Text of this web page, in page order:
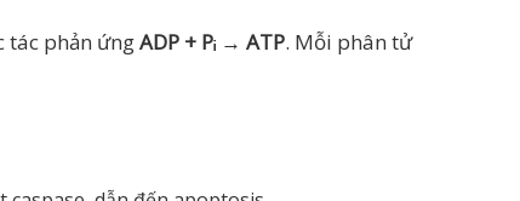
tác phản ứngADP + Pᵢ → ATP. Mỗi phân tử